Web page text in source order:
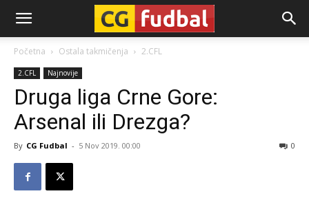
CG-
Fudbal
Početna Ostala takmičenja 2.CFL
2.CFL Najnovije
Druga liga Crne Gore:
Arsenal ili Drezga?
By CG Fudbal - 5 Nov 2019. 00:00 0